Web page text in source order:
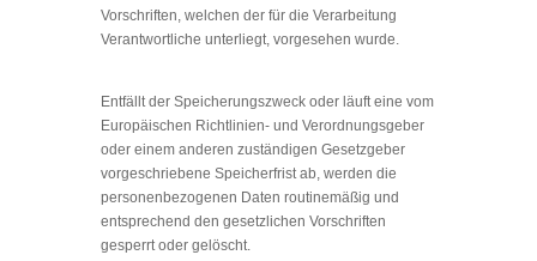
Vorschriften, welchen der für die Verarbeitung
Verantwortliche unterliegt, vorgesehen wurde.
Entfällt der Speicherungszweck oder läuft eine vom
Europäischen Richtlinien- und Verordnungsgeber
oder einem anderen zuständigen Gesetzgeber
vorgeschriebene Speicherfrist ab, werden die
personenbezogenen Daten routinemäßig und
entsprechend den gesetzlichen Vorschriften
gesperrt oder gelöscht.